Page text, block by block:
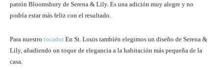
patrón Bloomsbury de Serena & Lily. Es una adición muy alegre y no
podría estar más feliz con el resultado.
Para nuestro tocadorEn St. Louis también elegimos un diseño de Serena &
Lily, añadiendo un toque de elegancia a la habitación más pequeña de la
casa.